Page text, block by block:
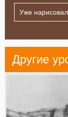
Уже
Другие